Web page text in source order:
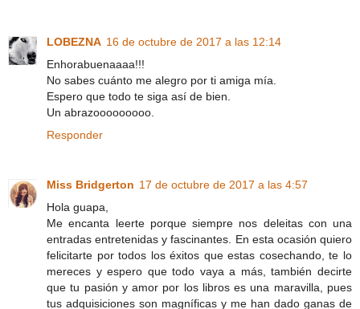
LOBEZNA 16 de octubre de 2017 a las 12:14
Enhorabuenaaaa!!!
No sabes cuánto me alegro por ti amiga mía.
Espero que todo te siga así de bien.
Un abrazooooooooo.
Responder
Miss Bridgerton 17 de octubre de 2017 a las 4:57
Hola guapa,
Me encanta leerte porque siempre nos deleitas con una
entradas entretenidas y fascinantes. En esta ocasión quiero
felicitarte por todos los éxitos que estas cosechando, te lo
mereces y espero que todo vaya a más, también decirte
que tu pasión y amor por los libros es una maravilla, pues
tus adquisiciones son magníficas y me han dado ganas de